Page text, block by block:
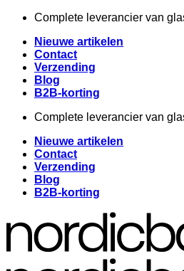
inhoud
Complete leverancier van
Nieuwe artikelen
Contact
Verzending
Blog
B2B-korting
Complete leverancier van
Nieuwe artikelen
Contact
Verzending
Blog
B2B-korting